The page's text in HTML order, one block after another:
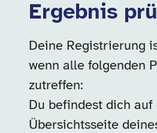
Ergebnis
Deine Registrierung
wenn alle folgenden
zutreffen:
Du befindest dich auf
Übersichtsseite